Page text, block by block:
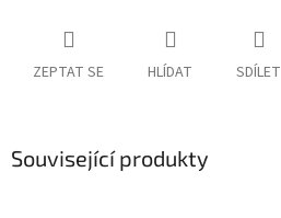
ZEPTAT SE HLÍDAT SDÍLET
Související produkty